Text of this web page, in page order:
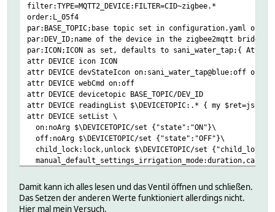
filter:TYPE=MQTT2_DEVICE:FILTER=CID~zigbee.*
order:L_05f4
par:BASE_TOPIC;base topic set in configuration.yaml
par:DEV_ID;name of the device in the zigbee2mqtt
par:ICON;ICON as set, defaults to sani_water_tap;{
attr DEVICE icon ICON
attr DEVICE devStateIcon on:sani_water_tap@blue:off
attr DEVICE webCmd on:off
attr DEVICE devicetopic BASE_TOPIC/DEV_ID
attr DEVICE readingList $\DEVICETOPIC:.* { my
attr DEVICE setList \
on:noArg $\DEVICETOPIC/set {"state":"ON"}\
off:noArg $\DEVICETOPIC/set {"state":"OFF"}\
child_lock:lock,unlock $\DEVICETOPIC/set
manual_default_settings_fail_safe:slider,0,1,719
Damit kann ich alles lesen und das Ventil öffnen und schließen.
Das Setzen der anderen Werte funktioniert allerdings nicht.
Hier mal mein Versuch,